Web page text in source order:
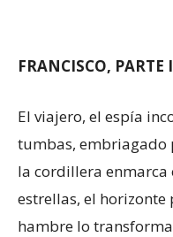
FRANCISCO, PARTE
El viajero, el espía
tumbas, embriagado
la cordillera
estrellas, el horizonte
hambre lo